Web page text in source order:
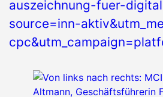
auszeichnung-fuer-
source=inn-